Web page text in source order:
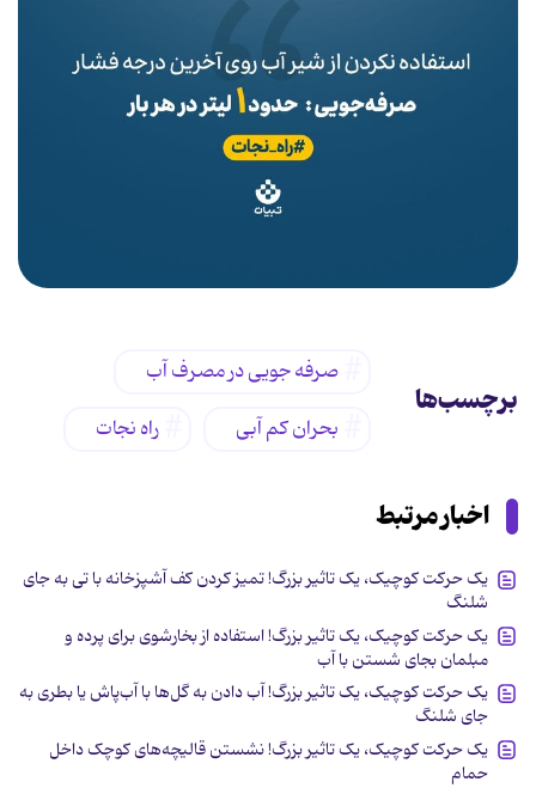
برچسب‌ها
صرفه جویی در مصرف آب
بحران کم آبی
راه نجات
اخبار مرتبط
یک حرکت کوچیک، یک تاثیر بزرگ! تمیز کردن کف آشپزخانه با تی به جای
شلنگ
یک حرکت کوچیک، یک تاثیر بزرگ! استفاده از بخارشوی برای پرده و
مبلمان بجای شستن با آب
یک حرکت کوچیک، یک تاثیر بزرگ! آب دادن به گل‌ها با آب‌پاش یا بطری به
جای شلنگ
یک حرکت کوچیک، یک تاثیر بزرگ! نشستن قالیچه‌های کوچک داخل
حمام